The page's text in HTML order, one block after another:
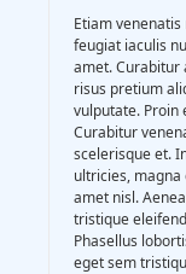
Partners
Event & News
Documents
Location
Etiam
feugiat iaculis
amet. Curabitur
risus pretium
vulputate. Proin
Curabitur
scelerisque et.
ultricies,
amet nisl.
tristique
Phasellus
eget sem